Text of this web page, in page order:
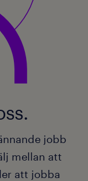
jobb
mellan att
att jobba